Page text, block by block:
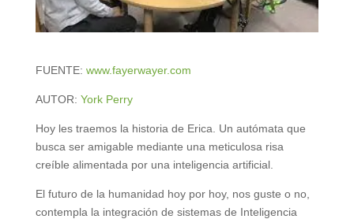
FUENTE: www.fayerwayer.com
AUTOR: York Perry
Hoy les traemos la historia de Erica. Un autómata que
busca ser amigable mediante una meticulosa risa
creíble alimentada por una inteligencia artificial.
El futuro de la humanidad hoy por hoy, nos guste o no,
contempla la integración de sistemas de Inteligencia